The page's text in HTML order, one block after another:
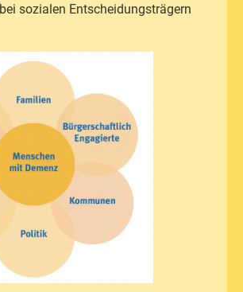
sozialen Entscheidungsträgern